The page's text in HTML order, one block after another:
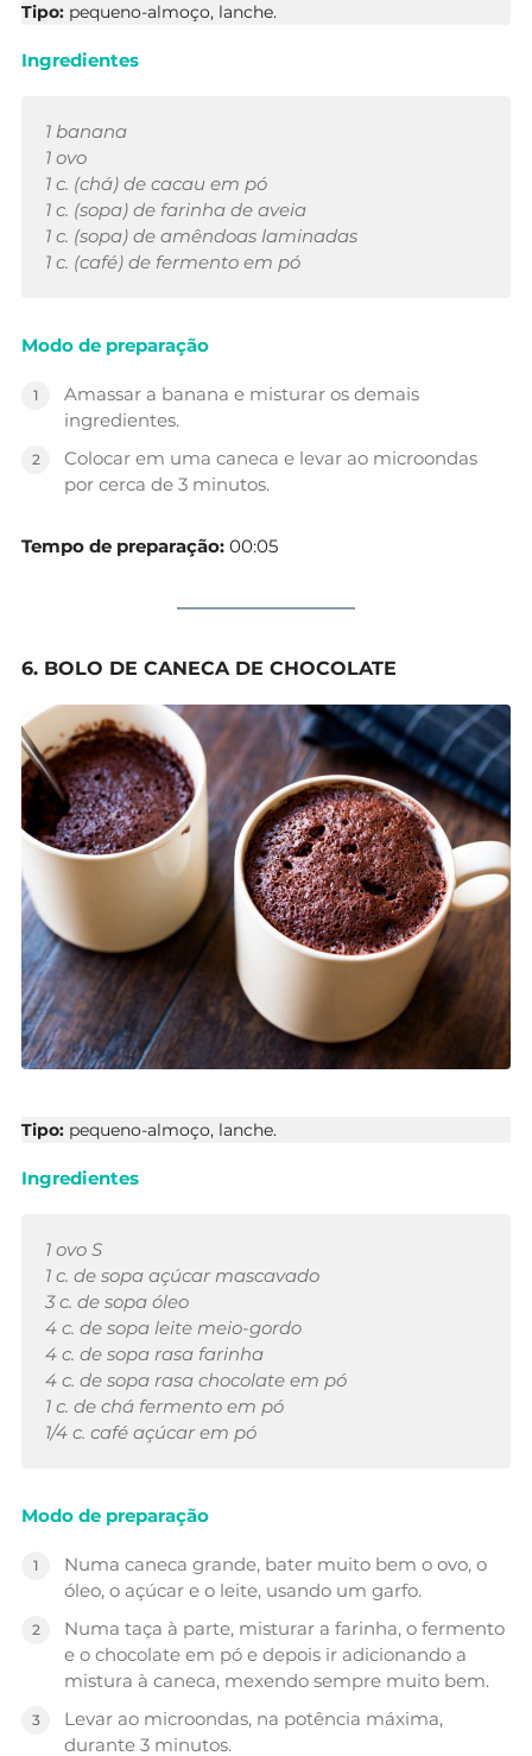
Tipo: pequeno-almoço, lanche.
Ingredientes
1 banana
1 ovo
1 c. (chá) de cacau em pó
1 c. (sopa) de farinha de aveia
1 c. (sopa) de amêndoas laminadas
1 c. (café) de fermento em pó
Modo de preparação
Amassar a banana e misturar os demais
ingredientes.
Colocar em uma caneca e levar ao microondas
por cerca de 3 minutos.
Tempo de preparação: 00:05
6. BOLO DE CANECA DE CHOCOLATE
Tipo: pequeno-almoço, lanche.
Ingredientes
1 ovo S
1 c. de sopa açúcar mascavado
3 c. de sopa óleo
4 c. de sopa leite meio-gordo
4 c. de sopa rasa farinha
4 c. de sopa rasa chocolate em pó
1 c. de chá fermento em pó
1/4 c. café açúcar em pó
Modo de preparação
Numa caneca grande, bater muito bem o ovo, o
óleo, o açúcar e o leite, usando um garfo.
Numa taça à parte, misturar a farinha, o fermento
e o chocolate em pó e depois ir adicionando a
mistura à caneca, mexendo sempre muito bem.
Levar ao microondas, na potência máxima,
durante 3 minutos.